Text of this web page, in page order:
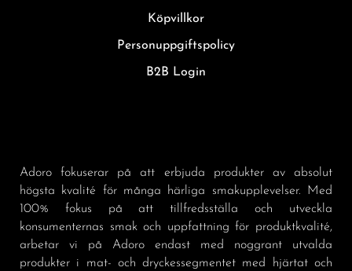
Köpvillkor
Personuppgiftspolicy
B2B Login
Adoro fokuserar på att erbjuda produkter av absolut
högsta kvalité för många härliga smakupplevelser. Med
100% fokus på att tillfredsställa och utveckla
konsumenternas smak och uppfattning för produktkvalité,
arbetar vi på Adoro endast med noggrant utvalda
produkter i mat- och dryckessegmentet med hjärtat och